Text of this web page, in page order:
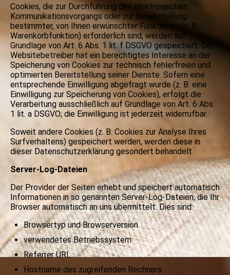
Cookies, die zur Durchführung des elektronischen
Kommunikationsvorgangs oder zur Bereitstellung
bestimmter, von Ihnen erwünschter Funktionen (z. B.
Warenkorbfunktion) erforderlich sind, werden auf
Grundlage von Art. 6 Abs. 1 lit. f DSGVO gespeichert. Der
Websitebetreiber hat ein berechtigtes Interesse an der
Speicherung von Cookies zur technisch fehlerfreien und
optimierten Bereitstellung seiner Dienste. Sofern eine
entsprechende Einwilligung abgefragt wurde (z. B. eine
Einwilligung zur Speicherung von Cookies), erfolgt die
Verarbeitung ausschließlich auf Grundlage von Art. 6 Abs.
1 lit. a DSGVO; die Einwilligung ist jederzeit widerrufbar.
Soweit andere Cookies (z. B. Cookies zur Analyse Ihres
Surfverhaltens) gespeichert werden, werden diese in
dieser Datenschutzerklärung gesondert behandelt.
Server-Log-Dateien
Der Provider der Seiten erhebt und speichert automatisch
Informationen in so genannten Server-Log-Dateien, die Ihr
Browser automatisch an uns übermittelt. Dies sind:
Browsertyp und Browserversion
verwendetes Betriebssystem
Referrer URL
Hostname des zugreifenden Rechners